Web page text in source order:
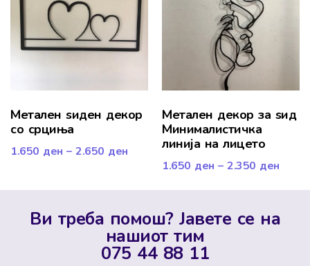
Mетален ѕиден декор
со срциња
1.650 ден – 2.650 ден
Метален декор за ѕид
Минималистичка
линија на лицето
1.650 ден – 2.350 ден
Ви треба помош? Јавете се на
нашиот тим
075 44 88 11